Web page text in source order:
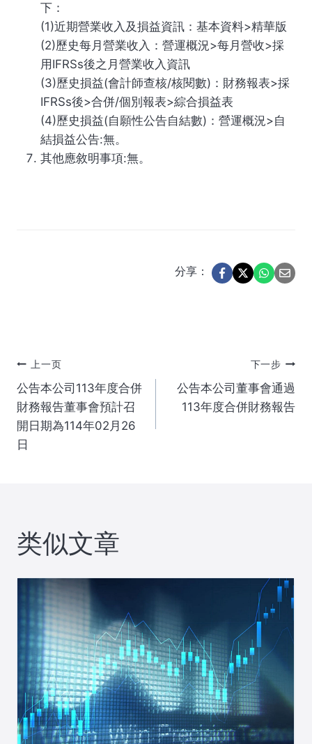
下：
(1)近期營業收入及損益資訊：基本資料>精華版
(2)歷史每月營業收入：營運概況>每月營收>採
用IFRSs後之月營業收入資訊
(3)歷史損益(會計師查核/核閱數)：財務報表>採
IFRSs後>合併/個別報表>綜合損益表
(4)歷史損益(自願性公告自結數)：營運概況>自
結損益公告:無。
其他應敘明事項:無。
分享：
文
章
导
上一页
公告本公司113年度合併
財務報告董事會預計召
開日期為114年02月26
日
下一步
公告本公司董事會通過
113年度合併財務報告
类似文章